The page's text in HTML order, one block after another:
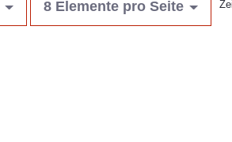
8 Elemente pro Seite